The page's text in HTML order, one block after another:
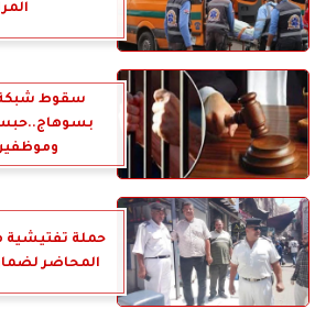
سقوط شبكة
حملة
المحاضر